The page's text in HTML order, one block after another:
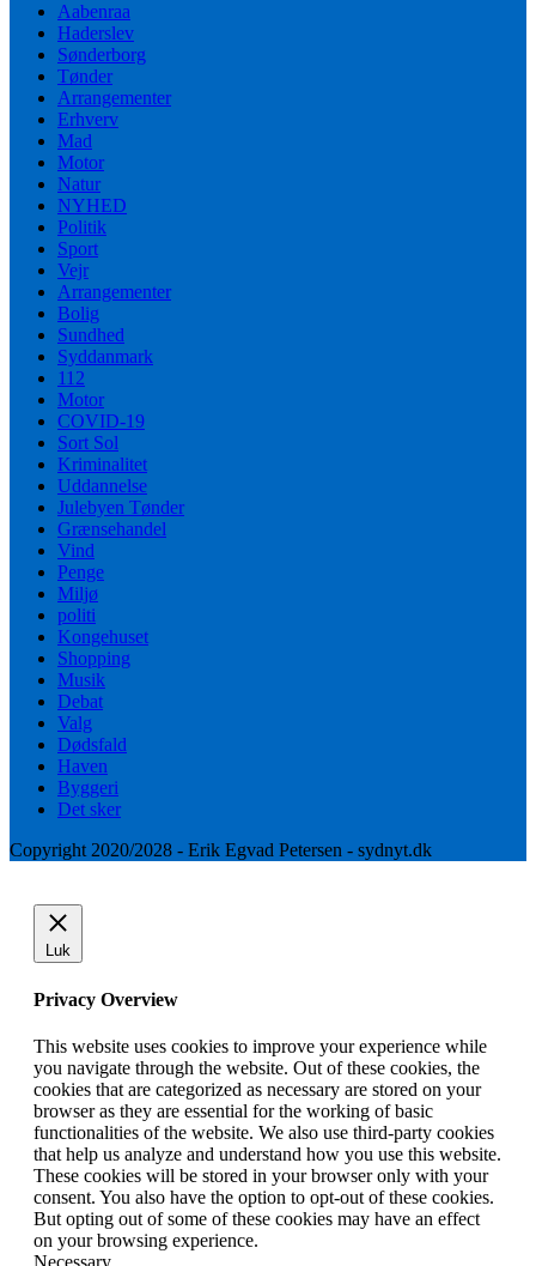
Aabenraa
Haderslev
Sønderborg
Tønder
Arrangementer
Erhverv
Mad
Motor
Natur
NYHED
Politik
Sport
Vejr
Arrangementer
Bolig
Sundhed
Syddanmark
112
Motor
COVID-19
Sort Sol
Kriminalitet
Uddannelse
Julebyen Tønder
Grænsehandel
Vind
Penge
Miljø
politi
Kongehuset
Shopping
Musik
Debat
Valg
Dødsfald
Haven
Byggeri
Det sker
Copyright 2020/2028 - Erik Egvad Petersen - sydnyt.dk
Luk
Privacy Overview
This website uses cookies to improve your experience while
you navigate through the website. Out of these cookies, the
cookies that are categorized as necessary are stored on your
browser as they are essential for the working of basic
functionalities of the website. We also use third-party cookies
that help us analyze and understand how you use this website.
These cookies will be stored in your browser only with your
consent. You also have the option to opt-out of these cookies.
But opting out of some of these cookies may have an effect
on your browsing experience.
Necessary